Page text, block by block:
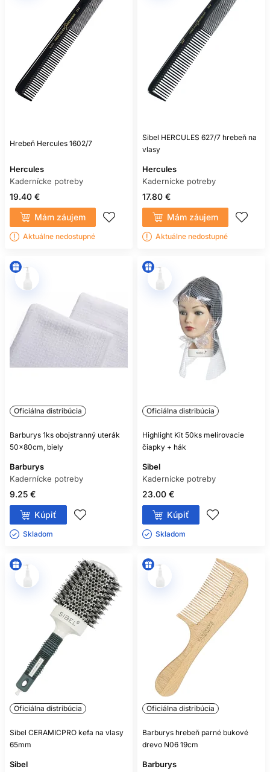
Hrebeň Hercules 1602/7
Hercules
Kadernícke potreby
19.40 €
Mám záujem
Aktuálne nedostupné
Sibel HERCULES 627/7 hrebeň na
vlasy
Hercules
Kadernícke potreby
17.80 €
Mám záujem
Aktuálne nedostupné
Oficiálna distribúcia
Barburys 1ks obojstranný uterák
50x80cm, biely
Barburys
Kadernícke potreby
9.25 €
Kúpiť
Skladom ㅤ
Oficiálna distribúcia
Highlight Kit 50ks melírovacie
čiapky + hák
Sibel
Kadernícke potreby
23.00 €
Kúpiť
Skladom ㅤ
Oficiálna distribúcia
Sibel CERAMICPRO kefa na vlasy
65mm
Sibel
Oficiálna distribúcia
Barburys hrebeň parné bukové
drevo N06 19cm
Barburys